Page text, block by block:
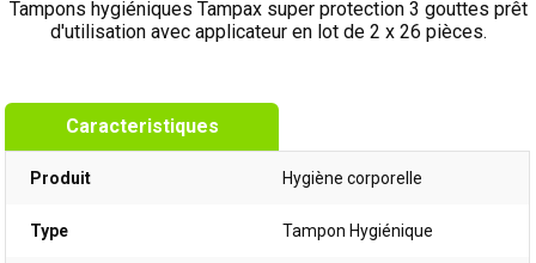
Tampons hygiéniques Tampax super protection 3 gouttes prêt
d'utilisation avec applicateur en lot de 2 x 26 pièces.
Caracteristiques
Produit Hygiène corporelle
Type Tampon Hygiénique